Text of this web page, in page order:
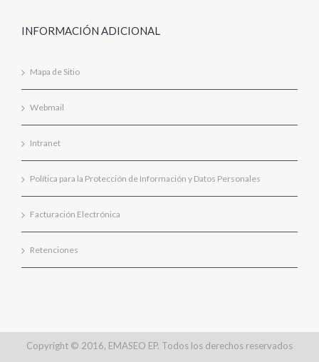
INFORMACIÓN ADICIONAL
Mapa de Sitio
Webmail
Intranet
Política para la Protección de Información y Datos Personales
Facturación Electrónica
Retenciones
Copyright © 2016, EMASEO EP. Todos los derechos reservados